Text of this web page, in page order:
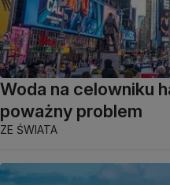
Woda na celowniku
poważny problem
ZE ŚWIATA